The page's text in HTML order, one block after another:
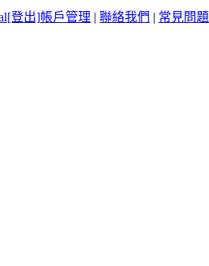
[登出]帳戶管理 | 聯絡我們 | 常見問題